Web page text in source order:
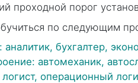
проходной порог
по следующим
бухгалтер,
автомеханик,
операционный